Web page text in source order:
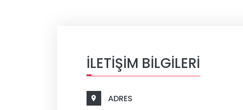
İLETIŞIM BILGILERI
ADRES